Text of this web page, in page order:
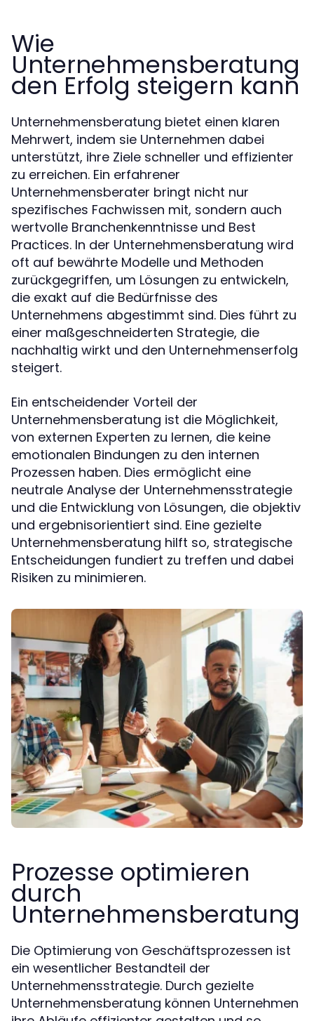
Wie
Unternehmensberatung
den Erfolg steigern kann
Unternehmensberatung bietet einen klaren
Mehrwert, indem sie Unternehmen dabei
unterstützt, ihre Ziele schneller und effizienter
zu erreichen. Ein erfahrener
Unternehmensberater bringt nicht nur
spezifisches Fachwissen mit, sondern auch
wertvolle Branchenkenntnisse und Best
Practices. In der Unternehmensberatung wird
oft auf bewährte Modelle und Methoden
zurückgegriffen, um Lösungen zu entwickeln,
die exakt auf die Bedürfnisse des
Unternehmens abgestimmt sind. Dies führt zu
einer maßgeschneiderten Strategie, die
nachhaltig wirkt und den Unternehmenserfolg
steigert.
Ein entscheidender Vorteil der
Unternehmensberatung ist die Möglichkeit,
von externen Experten zu lernen, die keine
emotionalen Bindungen zu den internen
Prozessen haben. Dies ermöglicht eine
neutrale Analyse der Unternehmensstrategie
und die Entwicklung von Lösungen, die objektiv
und ergebnisorientiert sind. Eine gezielte
Unternehmensberatung hilft so, strategische
Entscheidungen fundiert zu treffen und dabei
Risiken zu minimieren.
Prozesse optimieren
durch
Unternehmensberatung
Die Optimierung von Geschäftsprozessen ist
ein wesentlicher Bestandteil der
Unternehmensstrategie. Durch gezielte
Unternehmensberatung können Unternehmen